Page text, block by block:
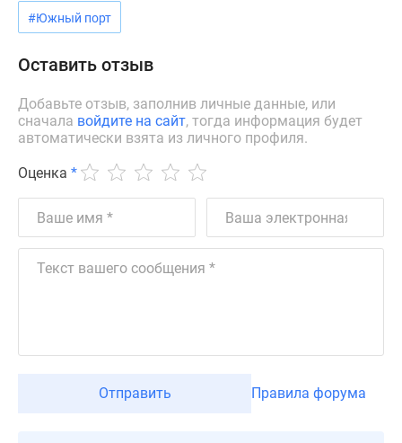
Контакты
Реклама
сайте
Дзен
Машино-
места
Апартаменты
ипотека
#рассрочка
скидками
#Южный порт
Оставить отзыв
Добавьте отзыв, заполнив личные данные, или
сначала войдите на сайт, тогда информация будет
автоматически взята из личного профиля.
Оценка *
Отправить Правила форума